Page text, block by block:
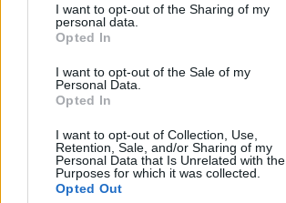
I want to opt-out of the Sharing of my
personal data.
Opted In
I want to opt-out of the Sale of my
Personal Data.
Opted In
I want to opt-out of Collection, Use,
Retention, Sale, and/or Sharing of my
Personal Data that Is Unrelated with the
Purposes for which it was collected.
Opted Out